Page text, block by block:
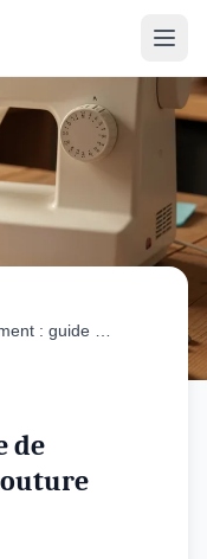
: guide …
de